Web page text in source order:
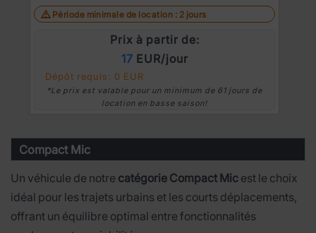
Période minimale de location : 2 jours
Prix à partir de:
17 EUR/jour
Dépôt requis: 0 EUR
*Le prix est valable pour un minimum de 61 jours de
location en basse saison!
Compact Mic
Un véhicule de notre catégorie Compact Mic est le choix
idéal pour les trajets urbains et les courts déplacements,
offrant un équilibre optimal entre fonctionnalités